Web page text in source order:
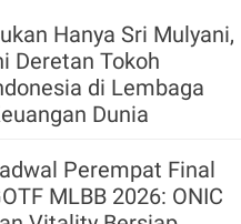
Serap 7,1 Juta
di Harga Rp
Kepemilikan Saham
Berubah, Pacific
Lepas 4,98
Saham
Hanya Sri Mulyani,
Deretan Tokoh
di Lembaga
Dunia
Perempat Final
MLBB 2026: ONIC